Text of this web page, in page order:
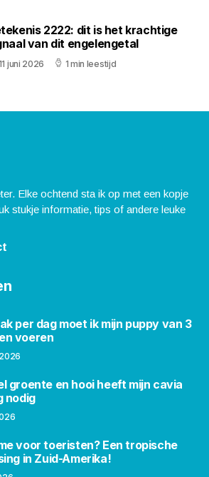
2222: dit is het krachtige
van dit engelengetal
juni 2026 1 min leestijd
Elke ochtend sta ik op met een kopje
stukje informatie, tips of andere leuke
per dag moet ik mijn puppy van 3
voeren
groente en hooi heeft mijn cavia
nodig
voor toeristen? Een tropische
in Zuid-Amerika!